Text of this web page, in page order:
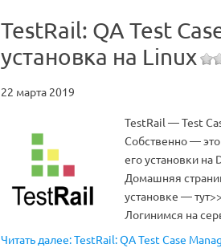
TestRail: QA Test
установка на Linux
22 марта 2019
TestRail — Test
Собственно —
его установки на
Домашняя
установке —
Логинимся на
Читать далее: TestRail: QA Test Case